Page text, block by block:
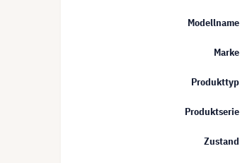
Modellname
Marke
Produkttyp
Produktserie
Zustand